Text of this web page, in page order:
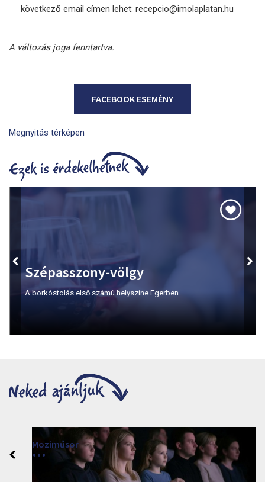
következő email címen lehet: recepcio@imolaplatan.hu
A változás joga fenntartva.
FACEBOOK ESEMÉNY
Megnyitás térképen
Szépasszony-völgy
A borkóstolás első számú helyszíne Egerben.
Moziműsor
Cinema Agria, Eger 3300, Törvényház utca 4.